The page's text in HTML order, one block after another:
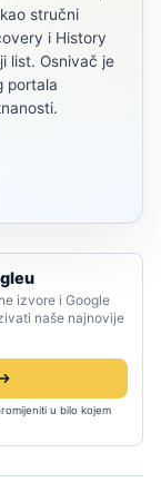
stručni
i History
list. Osnivač je
portala
izvore i Google
naše najnovije
u bilo kojem